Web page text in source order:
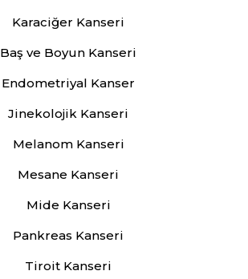
Karaciğer Kanseri
Baş ve Boyun Kanseri
Endometriyal Kanser
Jinekolojik Kanseri
Melanom Kanseri
Mesane Kanseri
Mide Kanseri
Pankreas Kanseri
Tiroit Kanseri